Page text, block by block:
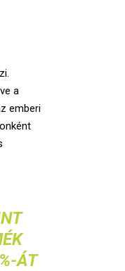
a
emberi
ÁT